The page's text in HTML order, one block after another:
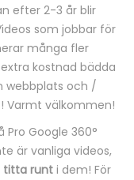
efter 2-3 år blir
som jobbar för
många fler
kostnad bädda
webbplats och /
Varmt välkommen!
Google 360°
är vanliga videos,
titta runti dem! För